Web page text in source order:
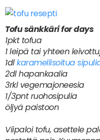
Tofu sänkkäri for days
1pkt tofua
1 leipä tai yhteen
1dlkaramellisoitua
2dl hapankaalia
3rkl vegemajoneesia
1/3pnt ruohosipulia
öljyä paistoon
Viipaloi tofu, asettele